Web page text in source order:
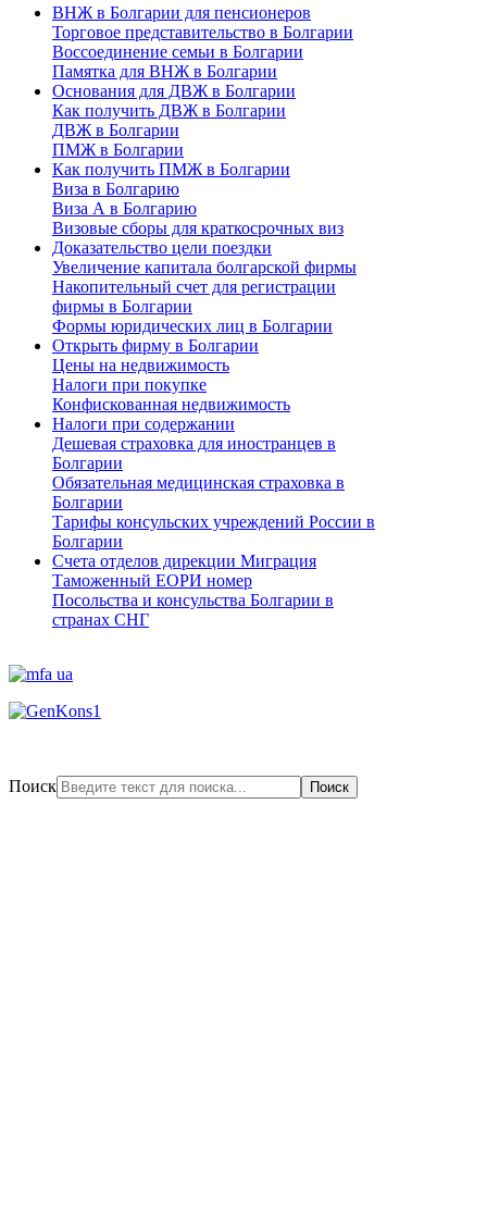
ВНЖ в Болгарии для пенсионеров
Торговое представительство в Болгарии
Воссоединение семьи в Болгарии
Памятка для ВНЖ в Болгарии
Основания для ДВЖ в Болгарии
Как получить ДВЖ в Болгарии
ДВЖ в Болгарии
ПМЖ в Болгарии
Как получить ПМЖ в Болгарии
Виза в Болгарию
Виза А в Болгарию
Визовые сборы для краткосрочных виз
Доказательство цели поездки
Увеличение капитала болгарской фирмы
Накопительный счет для регистрации
фирмы в Болгарии
Формы юридических лиц в Болгарии
Открыть фирму в Болгарии
Цены на недвижимость
Налоги при покупке
Конфискованная недвижимость
Налоги при содержании
Дешевая страховка для иностранцев в
Болгарии
Обязательная медицинская страховка в
Болгарии
Тарифы консульских учреждений России в
Болгарии
Счета отделов дирекции Миграция
Таможенный ЕОРИ номер
Посольства и консульства Болгарии в
странах СНГ
Поиск Поиск